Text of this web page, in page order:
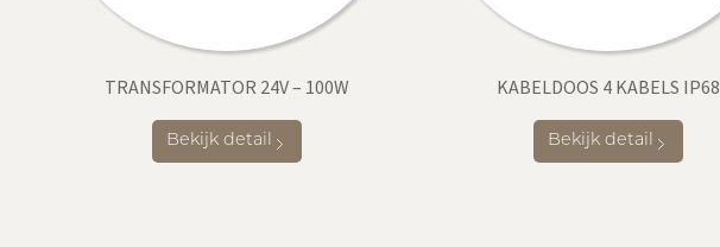
TRANSFORMATOR 24V – 100W
Bekijk detail
KABELDOOS 4 KABELS IP68
Bekijk detail